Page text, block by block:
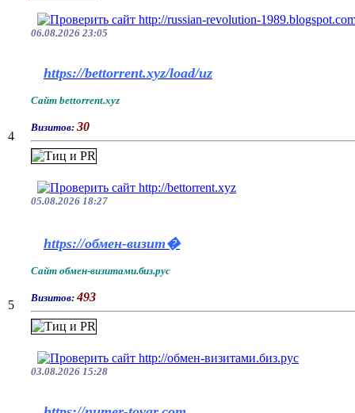
06.08.2026 23:05
4
https://bettorrent.xyz/load/uz
Сайт bettorrent.xyz
Визитов: 30
05.08.2026 18:27
5
https://обмен-визит�
Сайт обмен-визитами.биз.рус
Визитов: 493
03.08.2026 15:28